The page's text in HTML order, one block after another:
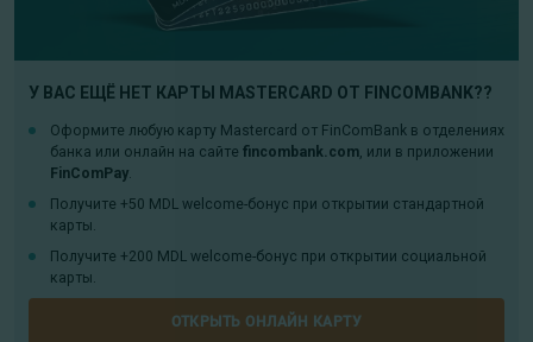
У ВАС ЕЩЁ НЕТ КАРТЫ MASTERCARD ОТ FINCOMBANK??
Оформите любую карту Mastercard от FinComBank в отделениях
банка или онлайн на сайте fincombank.com , или в приложении
FinComPay
Получите +50 MDL welcome-бонус при открытии стандартной
карты.
Получите +200 MDL welcome-бонус при открытии социальной
карты.
ОТКРЫТЬ ОНЛАЙН КАРТУ